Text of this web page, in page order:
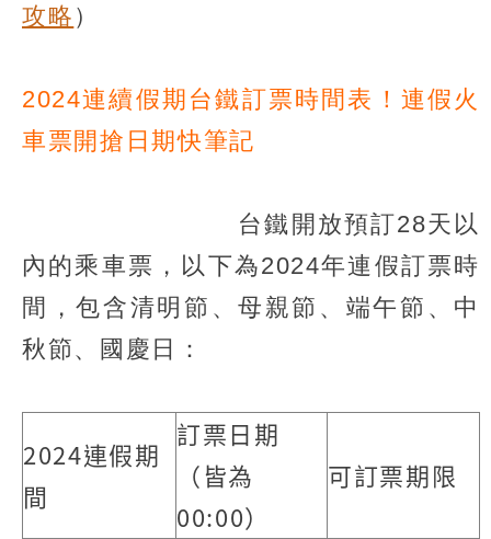
攻略 ）
2024連續假期台鐵訂票時間表！連假火
車票開搶日期快筆記
台鐵開放預訂28天以
內的乘車票，以下為2024年連假訂票時
間，包含清明節、母親節、端午節、中
秋節、國慶日：
2024連假期
間
訂票日期
（皆為
00:00）
可訂票期限